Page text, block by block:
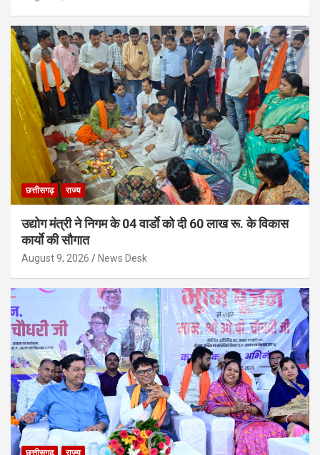
छत्तीसगढ़ राज्य
उद्योग मंत्री ने निगम के 04 वार्डाे को दी 60 लाख रू. के विकास
कार्याे की सौगात
August 9, 2026 News Desk
छत्तीसगढ़ राज्य